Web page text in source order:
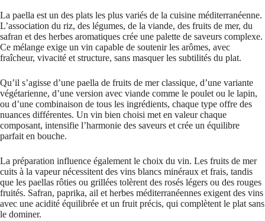
La paella est un des plats les plus variés de la cuisine méditerranéenne.
L’association du riz, des légumes, de la viande, des fruits de mer, du
safran et des herbes aromatiques crée une palette de saveurs complexe.
Ce mélange exige un vin capable de soutenir les arômes, avec
fraîcheur, vivacité et structure, sans masquer les subtilités du plat.
Qu’il s’agisse d’une paella de fruits de mer classique, d’une variante
végétarienne, d’une version avec viande comme le poulet ou le lapin,
ou d’une combinaison de tous les ingrédients, chaque type offre des
nuances différentes. Un vin bien choisi met en valeur chaque
composant, intensifie l’harmonie des saveurs et crée un équilibre
parfait en bouche.
La préparation influence également le choix du vin. Les fruits de mer
cuits à la vapeur nécessitent des vins blancs minéraux et frais, tandis
que les paellas rôties ou grillées tolèrent des rosés légers ou des rouges
fruités. Safran, paprika, ail et herbes méditerranéennes exigent des vins
avec une acidité équilibrée et un fruit précis, qui complètent le plat sans
le dominer.